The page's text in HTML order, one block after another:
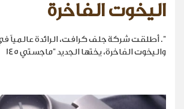
اليخوت الفاخرة
". أطلقت شركة جلف كرافت، الرائدة عالمياً
واليخوت الفاخرة، يختها الجديد "ماجستي 145